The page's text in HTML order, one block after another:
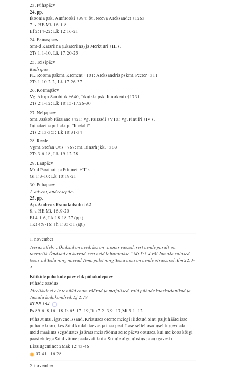
23. Pühapäev
24. pp.
Ikoonia psk. Amfilooki †394; õu. Neeva Aleksander †1263
7. v. HE Mk 16:1-8
Ef 2:14-22; Lk 12:16-21
24. Esmaspäev
Smr-d Katariina (Ekateriina) ja Merkuuri †III s.
2Ts 1:1-10; Lk 17:20-25
25. Teisipäev
Kadripäev
PL. Rooma pskmr. Klement †101; Aleksandria pskmr. Peeter †311
2Ts 1:10-2:2; Lk 17:26-37
26. Kolmapäev
Vg. Aliipi Sambnik †640; Irkutski psk. Innokenti †1731
2Ts 2:1-12; Lk 18:15-17,26-30
27. Neljapäev
Smr. Jaakob Pärslane †421; vg. Pallaadi †VI s.; vg. Pinufri †IV s.
Jumalaema pühakuju ”Imetäht”
2Ts 2:13-3:5; Lk 18:31-34
28. Reede
Vgmr. Stefan Uus †767; mr. Irinarh jkk. †303
2Ts 3:6-18; Lk 19:12-28
29. Laupäev
Mr-d Paramon ja Filumen †III s.
Gl 1:3-10; Lk 10:19-21
30. Pühapäev
1. advent, andresepäev
25. pp.
Ap. Andreas Esmakutsutu †62
8. v. HE Mk 16:9-20
Ef 4:1-6; Lk 18:18-27 (pp.)
1Kr 4:9-16; Jh 1:35-51 (ap.)
1. november
Jeesus ütleb: „Õndsad on need, kes on vaimus vaesed, sest nende päralt on
taevariik. Õndsad on kurvad, sest neid lohutatakse.“ Mt 5:3-4 või Jumala sulased
teenivad Teda ning näevad Tema palet ning Tema nimi on nende otsaesisel. Ilm 22:3-
4
Kõikide pühakute päev ehk pühakutepäev
Pühade osadus
Järelikult ei ole te nüüd enam võõrad ja majalised, vaid pühade kaaskodanikud ja
Jumala kodakondsed. Ef 2:19
KLPR 164
Ps 89:6–8,16–18;Js 65:17–19;Ilm 7:2–3,9–17;Mt 5:1–12
Püha Jumal, igavene Issand, Kristuses oleme meiegi liidetud Sinu paljuhäälelisse
pühade koori, kes Sind kiidab taevas ja maa peal. Lase sellel osadusel tugevdada
meid maailma segadustes ja ärata meis rõõmu selle päeva ootuses, kui me koos kõigi
päästetutega Sind võime jäädavalt kiita. Sinule olgu ülistus ja au igavesti.
Lisalugemine: 2Mak 12:43-46
07.41- 16.28
2. november